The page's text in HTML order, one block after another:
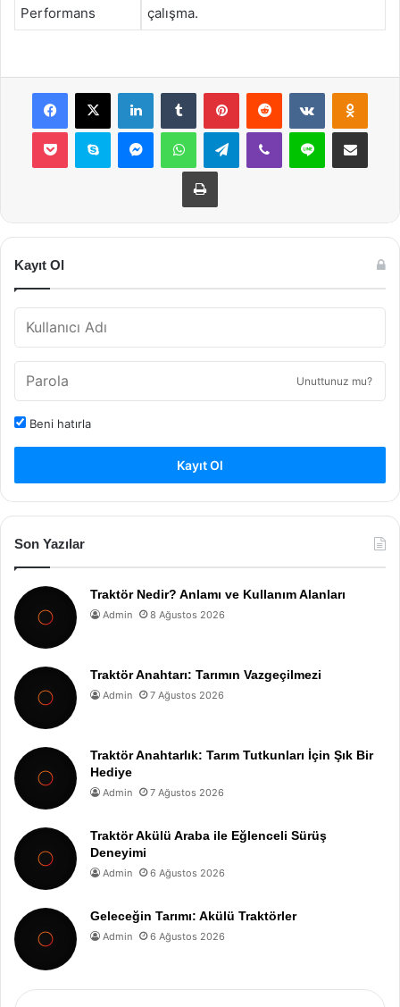
Performans
çalışma.
Facebook
X LinkedInTumblr PinterestReddit VKontakte
Pocket Skype MessengerWhatsAppTelegramViber Line E-Posta ile
Yazdır
Kayıt Ol
Unuttunuz mu?
Beni hatırla
Kayıt Ol
Son Yazılar
Traktör Nedir? Anlamı ve Kullanım Alanları
Admin 8 Ağustos 2026
Traktör Anahtarı: Tarımın Vazgeçilmezi
Admin 7 Ağustos 2026
Traktör Anahtarlık: Tarım Tutkunları İçin Şık Bir
Hediye
Admin 7 Ağustos 2026
Traktör Akülü Araba ile Eğlenceli Sürüş
Deneyimi
Admin 6 Ağustos 2026
Geleceğin Tarımı: Akülü Traktörler
Admin 6 Ağustos 2026